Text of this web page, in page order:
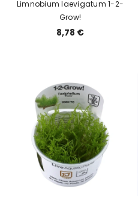
Limnobium laevigatum 1-2-
Grow!
8,78 €